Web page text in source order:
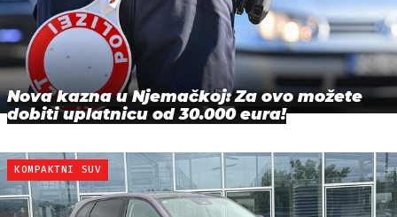
Nova kazna u Njemačkoj: Za ovo možete
dobiti uplatnicu od 30.000 eura!
KOMPAKTNI SUV